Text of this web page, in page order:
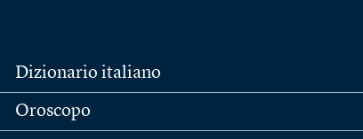
Dizionario italiano
Oroscopo